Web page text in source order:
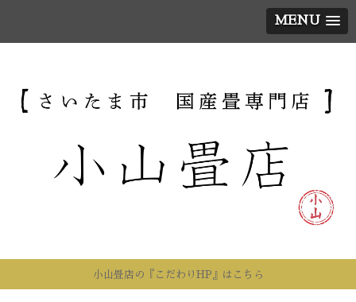
MENU
小山畳店の『こだわりHP』はこちら